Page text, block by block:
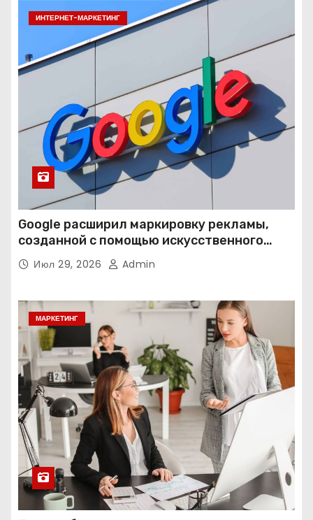
ИНТЕРНЕТ-МАРКЕТИНГ
Google расширил маркировку рекламы,
созданной с помощью искусственного
интеллекта
Июл 29, 2026 Admin
МАРКЕТИНГ